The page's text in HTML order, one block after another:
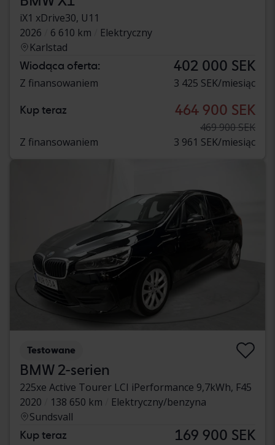
iX1 xDrive30, U11
2026
6 610 km
Elektryczny
Karlstad
Wiodąca oferta: 402 000 SEK
Z finansowaniem 3 425 SEK/miesiąc
Kup teraz 464 900 SEK
469 900 SEK
Z finansowaniem
3 961 SEK/miesiąc
Testowane
BMW 2-serien
225xe Active Tourer LCI iPerformance 9,7kWh, F45
2020
138 650 km
Elektryczny/benzyna
Sundsvall
Kup teraz 169 900 SEK